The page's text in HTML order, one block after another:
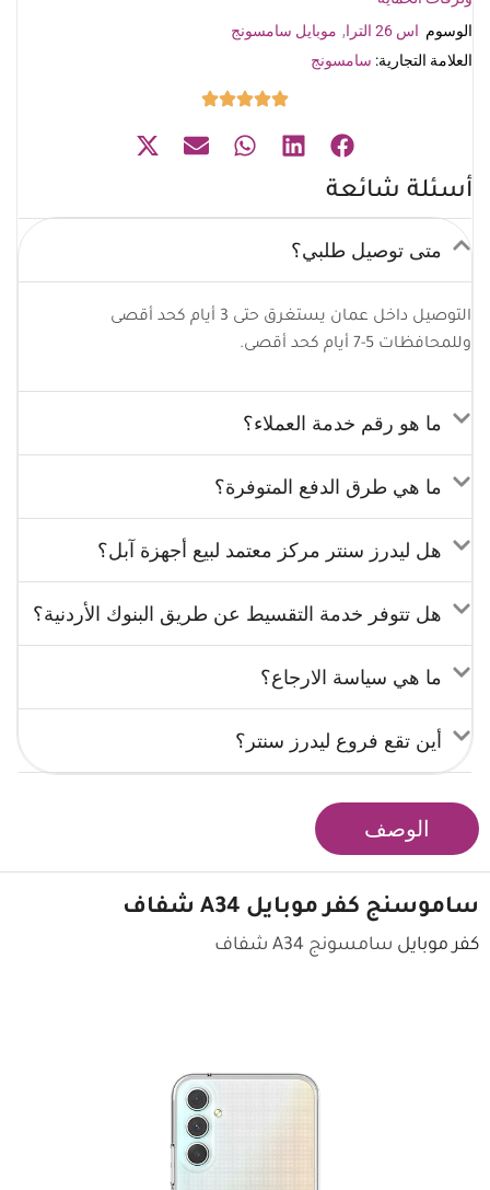
الوسوم اس 26 الترا , موبايل سامسونج
العلامة التجارية: سامسونج
أسئلة شائعة
متى توصيل طلبي؟
التوصيل داخل عمان يستغرق حتى 3 أيام كحد أقصى
وللمحافظات 5-7 أيام كحد أقصى.
ما هو رقم خدمة العملاء؟
ما هي طرق الدفع المتوفرة؟
هل ليدرز سنتر مركز معتمد لبيع أجهزة آبل؟
هل تتوفر خدمة التقسيط عن طريق البنوك الأردنية؟
ما هي سياسة الارجاع؟
أين تقع فروع ليدرز سنتر؟
الوصف
ساموسنج كفر موبايل
كفر موبايل سامسونج A34 شفاف